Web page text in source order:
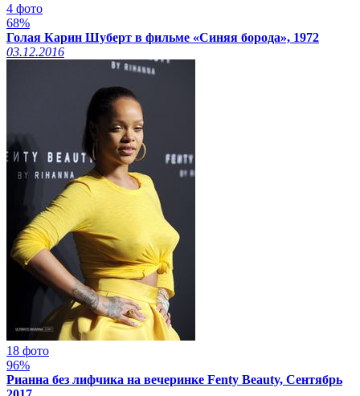
4 фото
68%
Голая Карин Шуберт в фильме «Синяя борода», 1972
03.12.2016
18 фото
96%
Рианна без лифчика на вечеринке Fenty Beauty, Сентябрь